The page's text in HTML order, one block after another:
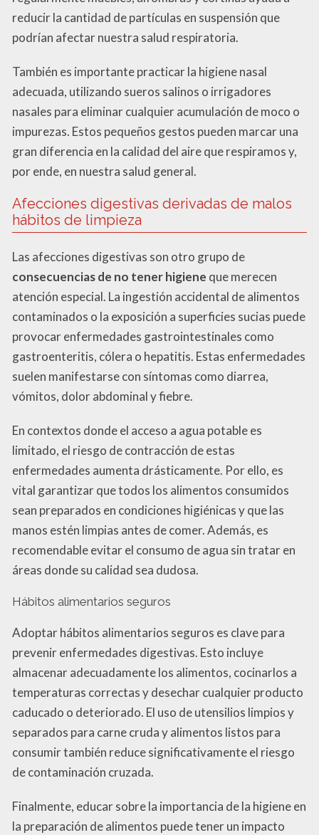
reducir la cantidad de partículas en suspensión que
podrían afectar nuestra salud respiratoria.
También es importante practicar la higiene nasal
adecuada, utilizando sueros salinos o irrigadores
nasales para eliminar cualquier acumulación de moco o
impurezas. Estos pequeños gestos pueden marcar una
gran diferencia en la calidad del aire que respiramos y,
por ende, en nuestra salud general.
Afecciones digestivas derivadas de malos
hábitos de limpieza
Las afecciones digestivas son otro grupo de
consecuencias de no tener higiene que merecen
atención especial. La ingestión accidental de alimentos
contaminados o la exposición a superficies sucias puede
provocar enfermedades gastrointestinales como
gastroenteritis, cólera o hepatitis. Estas enfermedades
suelen manifestarse con síntomas como diarrea,
vómitos, dolor abdominal y fiebre.
En contextos donde el acceso a agua potable es
limitado, el riesgo de contracción de estas
enfermedades aumenta drásticamente. Por ello, es
vital garantizar que todos los alimentos consumidos
sean preparados en condiciones higiénicas y que las
manos estén limpias antes de comer. Además, es
recomendable evitar el consumo de agua sin tratar en
áreas donde su calidad sea dudosa.
Hábitos alimentarios seguros
Adoptar hábitos alimentarios seguros es clave para
prevenir enfermedades digestivas. Esto incluye
almacenar adecuadamente los alimentos, cocinarlos a
temperaturas correctas y desechar cualquier producto
caducado o deteriorado. El uso de utensilios limpios y
separados para carne cruda y alimentos listos para
consumir también reduce significativamente el riesgo
de contaminación cruzada.
Finalmente, educar sobre la importancia de la higiene en
la preparación de alimentos puede tener un impacto